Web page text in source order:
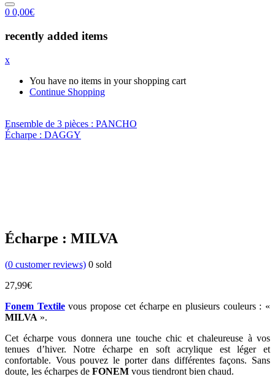
0 0,00€
recently added items
x
You have no items in your shopping cart
Continue Shopping
Ensemble de 3 pièces : PANCHO
Écharpe : DAGGY
Écharpe : MILVA
(0 customer reviews) 0 sold
27,99€
Fonem Textilevous propose cet écharpe en plusieurs couleurs : «
MILVA ».
Cet écharpe vous donnera une touche chic et chaleureuse à vos
tenues d’hiver. Notre écharpe en soft acrylique est léger et
confortable. Vous pouvez le porter dans différentes façons. Sans
doute, les écharpes de FONEM vous tiendront bien chaud.